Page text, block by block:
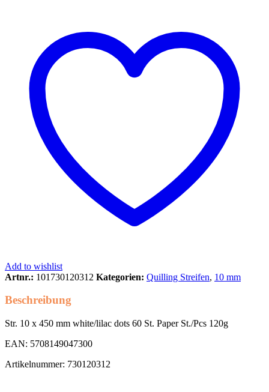
Add to wishlist
Artnr.: 101730120312 Kategorien: Quilling Streifen, 10 mm
Beschreibung
Str. 10 x 450 mm white/lilac dots 60 St. Paper St./Pcs 120g
EAN: 5708149047300
Artikelnummer: 730120312